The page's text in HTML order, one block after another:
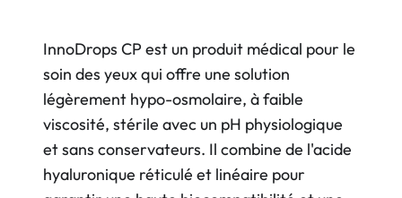
InnoDrops CP est un produit médical pour le
soin des yeux qui offre une solution
légèrement hypo-osmolaire, à faible
viscosité, stérile avec un pH physiologique
et sans conservateurs. Il combine de l'acide
hyaluronique réticulé et linéaire pour